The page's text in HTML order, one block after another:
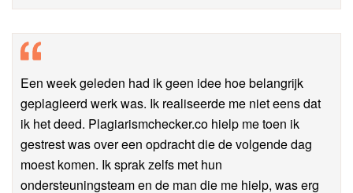
Een week geleden had ik geen idee hoe belangrijk
geplagieerd werk was. Ik realiseerde me niet eens dat
ik het deed. Plagiarismchecker.co hielp me toen ik
gestrest was over een opdracht die de volgende dag
moest komen. Ik sprak zelfs met hun
ondersteuningsteam en de man die me hielp, was erg